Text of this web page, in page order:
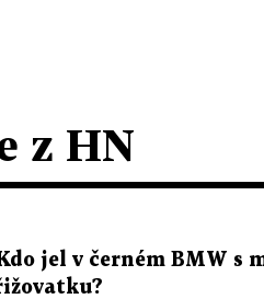
z HN
jel v černém BMW s